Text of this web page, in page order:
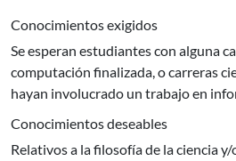
Conocimientos exigidos
Se esperan estudiantes con alguna
computación finalizada, o carreras
hayan involucrado un trabajo en
Conocimientos deseables
Relativos a la filosofía de la ciencia